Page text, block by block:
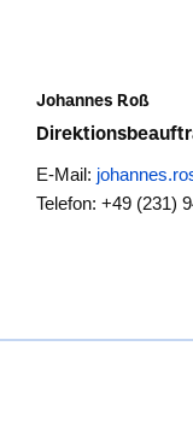
Johannes Roß
E-Mail:
Telefon: +49 (231)